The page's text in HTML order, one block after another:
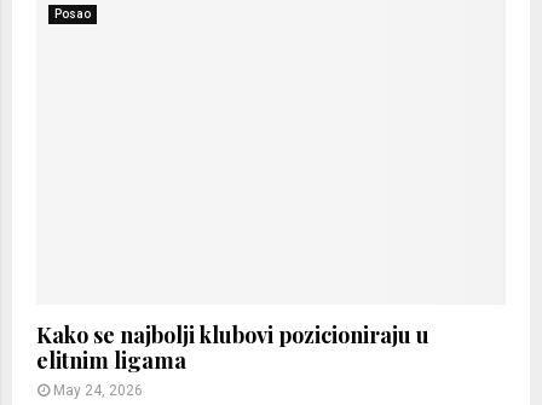
Posao
Kako se najbolji klubovi pozicioniraju u
elitnim ligama
May 24, 2026